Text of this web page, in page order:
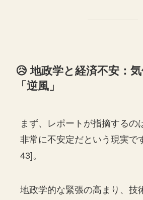
😥 地政学と経済不安：
「逆風」
まず、レポートが指摘するの
非常に不安定だという現実で
43]。
地政学的な緊張の高まり、技